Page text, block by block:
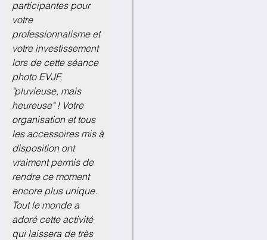
participantes pour
votre
professionnalisme et
votre investissement
lors de cette séance
photo EVJF,
"pluvieuse, mais
heureuse" ! Votre
organisation et tous
les accessoires mis à
disposition ont
vraiment permis de
rendre ce moment
encore plus unique.
Tout le monde a
adoré cette activité
qui laissera de très